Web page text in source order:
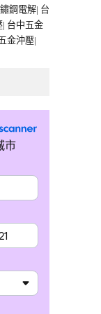
鋼電解| 台
| 台中五金
金沖壓|